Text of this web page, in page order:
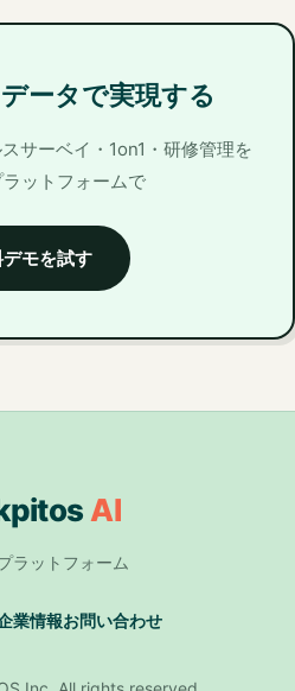
ータで実現する
サーベイ・1on1・研修管理を
ットフォームで
モを試す
AI
ラットフォーム
業情報お問い合わせ